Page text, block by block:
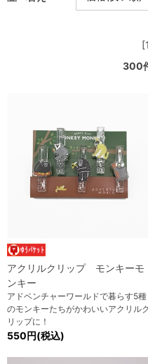
300
アクリルクリップ モンキーモ
ンキー
アドベンチャーワールドで暮らす5種
のモンキーたちがかわいいアクリルク
リップに！
550円(税込)